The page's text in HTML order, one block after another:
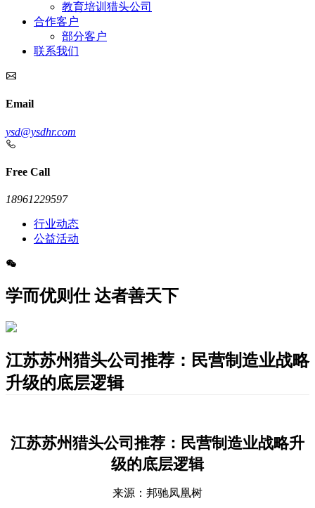
教育培训猎头公司
合作客户
部分客户
联系我们
Email
ysd@ysdhr.com
Free Call
18961229597
行业动态
公益活动
学而优则仕 达者善天下
江苏苏州猎头公司推荐：民营制造业战略
升级的底层逻辑
江苏苏州猎头公司推荐：民营制造业战略升
级的底层逻辑
来源：邦驰凤凰树